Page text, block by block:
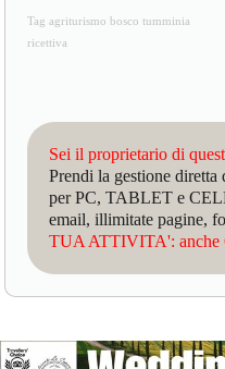
Tag agriturismo bosco tumminia
ricettiva
Sei il proprietario di
Prendi la gestione
per PC, TABLET e
email, illimitate pagine,
TUA ATTIVITA': anche